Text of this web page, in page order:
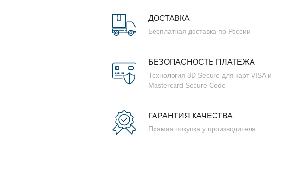
ДОСТАВКА
Бесплатная доставка по России
БЕЗОПАСНОСТЬ ПЛАТЕЖА
Технология 3D Secure для карт VISA и
Mastercard Secure Code
ГАРАНТИЯ КАЧЕСТВА
Прямая покупка у производителя